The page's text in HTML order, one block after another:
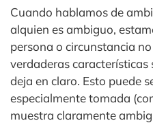
Cuando hablamos de
alquien es ambiguo,
persona o circunstancia
verdaderas características
deja en claro. Esto puede
especialmente tomada
muestra claramente